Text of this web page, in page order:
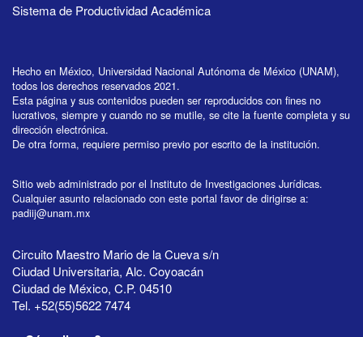
Sistema de Productividad Académica
Hecho en México, Universidad Nacional Autónoma de México (UNAM),
todos los derechos reservados 2021.
Esta página y sus contenidos pueden ser reproducidos con fines no
lucrativos, siempre y cuando no se mutile, se cite la fuente completa y su
dirección electrónica.
De otra forma, requiere permiso previo por escrito de la institución.
Sitio web administrado por el Instituto de Investigaciones Jurídicas.
Cualquier asunto relacionado con este portal favor de dirigirse a:
padiij@unam.mx
Circuito Maestro Mario de la Cueva s/n
Ciudad Universitaria, Alc. Coyoacán
Ciudad de México, C.P. 04510
Tel. +52(55)5622 7474